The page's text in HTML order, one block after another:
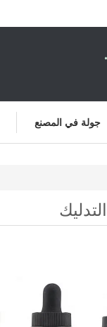
جولة في المصنع